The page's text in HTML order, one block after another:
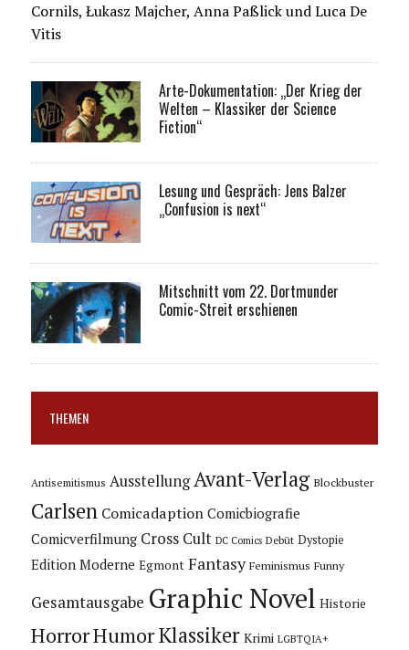
Cornils, Łukasz Majcher, Anna Paßlick und Luca De
Vitis
Arte-Dokumentation: „Der Krieg der
Welten – Klassiker der Science
Fiction“
Lesung und Gespräch: Jens Balzer
„Confusion is next“
Mitschnitt vom 22. Dortmunder
Comic-Streit erschienen
THEMEN
Antisemitismus Ausstellung Avant-Verlag Blockbuster
Carlsen Comicadaption Comicbiografie
Comicverfilmung Cross Cult DC Comics Debüt Dystopie
Edition Moderne Egmont Fantasy Feminismus Funny
Gesamtausgabe Graphic Novel Historie
HorrorHumorKlassiker Krimi LGBTQIA+